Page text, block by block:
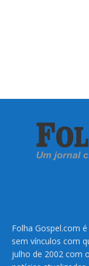
Folha Gospel.com
sem vínculos com
julho de 2002 com